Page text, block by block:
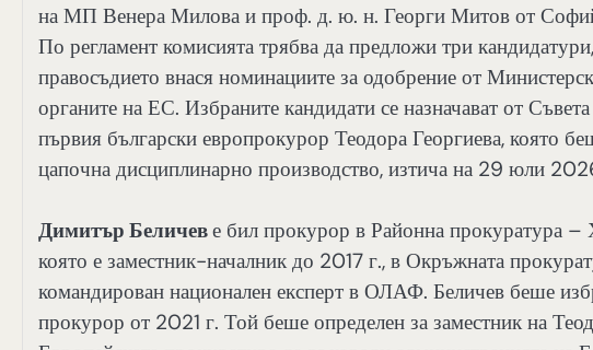
на МП Венера Милова и проф. д. ю. н. Георги Митов от
По регламент комисията трябва да предложи три
правосъдието внася номинациите за одобрение от
органите на ЕС. Избраните кандидати се назначават от
първия български европрокурор Теодора Георгиева, която
цапочна дисциплинарно производство, изтича на 29 юли
Димитър Беличеве бил прокурор в Районна прокуратура
която е заместник-началник до 2017 г., в Окръжната
командирован национален експерт в ОЛАФ. Беличев беше
прокурор от 2021 г. Той беше определен за заместник на